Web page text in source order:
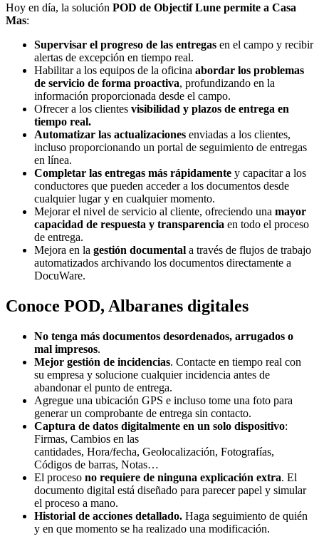
Hoy en día, la solución POD de Objectif Lune permite a Casa
Mas:
Supervisar el progreso de las entregas en el campo y recibir
alertas de excepción en tiempo real.
Habilitar a los equipos de la oficina abordar los problemas
de servicio de forma proactiva, profundizando en la
información proporcionada desde el campo.
Ofrecer a los clientes visibilidad y plazos de entrega en
tiempo real.
Automatizar las actualizaciones enviadas a los clientes,
incluso proporcionando un portal de seguimiento de entregas
en línea.
Completar las entregas más rápidamente y capacitar a los
conductores que pueden acceder a los documentos desde
cualquier lugar y en cualquier momento.
Mejorar el nivel de servicio al cliente, ofreciendo una mayor
capacidad de respuesta y transparencia en todo el proceso
de entrega.
Mejora en la gestión documental a través de flujos de trabajo
automatizados archivando los documentos directamente a
DocuWare.
Conoce POD, Albaranes digitales
No tenga más documentos desordenados, arrugados o
mal impresos.
Mejor gestión de incidencias. Contacte en tiempo real con
su empresa y solucione cualquier incidencia antes de
abandonar el punto de entrega.
Agregue una ubicación GPS e incluso tome una foto para
generar un comprobante de entrega sin contacto.
Captura de datos digitalmente en un solo dispositivo:
Firmas, Cambios en las
cantidades, Hora/fecha, Geolocalización, Fotografías,
Códigos de barras, Notas…
El proceso no requiere de ninguna explicación extra. El
documento digital está diseñado para parecer papel y simular
el proceso a mano.
Historial de acciones detallado. Haga seguimiento de quién
y en que momento se ha realizado una modificación.